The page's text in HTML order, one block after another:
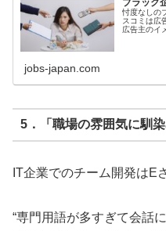
忖度なしの
スコミは広
広告主のイ
jobs-japan.com
5．「職場の雰囲気に馴
IT企業でのチーム開発はE
“専門用語が多すぎて会話